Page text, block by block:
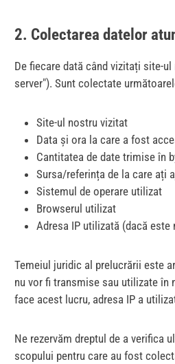
2. Colectarea datelor
De fiecare dată când vizitați site-
server"). Sunt colectate
Site-ul nostru vizitat
Data și ora la care a fost
Cantitatea de date trimise în
Sursa/referința de la care ați
Sistemul de operare utilizat
Browserul utilizat
Adresa IP utilizată (dacă
Temeiul juridic al prelucrării este
nu vor fi transmise sau utilizate în
face acest lucru, adresa IP a
Ne rezervăm dreptul de a verifica
scopului pentru care au fost